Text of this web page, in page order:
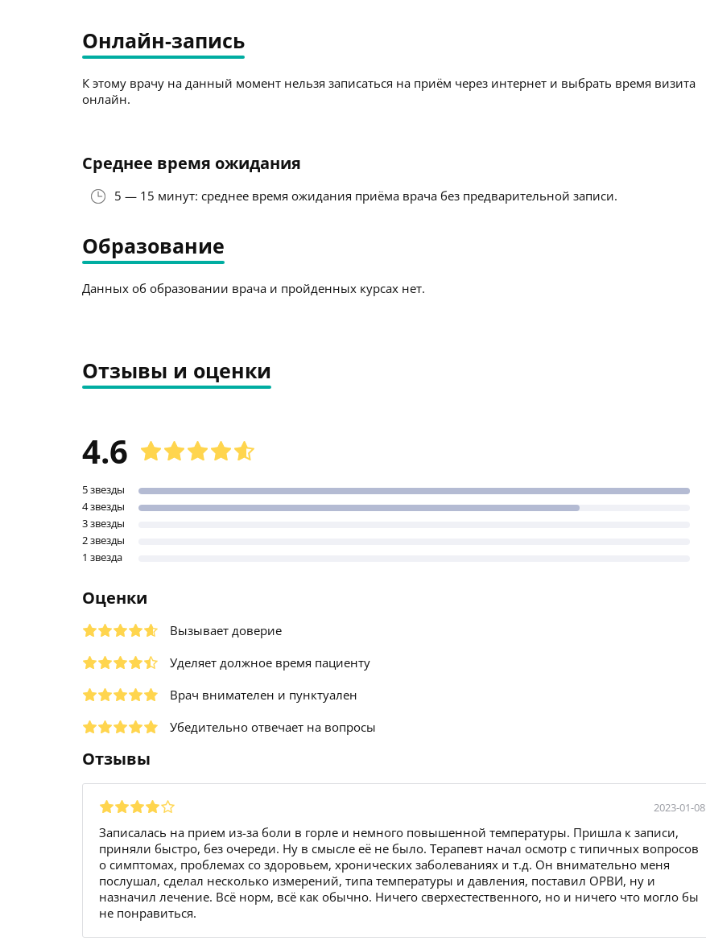
Онлайн-запись
К этому врачу на данный момент нельзя записаться на приём через интернет и выбрать время визита
онлайн.
Среднее время ожидания
5 — 15 минут: среднее время ожидания приёма врача без предварительной записи.
Образование
Данных об образовании врача и пройденных курсах нет.
Отзывы и оценки
4.6
5 звезды
4 звезды
3 звезды
2 звезды
1 звезда
Оценки
Вызывает доверие
Уделяет должное время пациенту
Врач внимателен и пунктуален
Убедительно отвечает на вопросы
Отзывы
2023-01-08
Записалась на прием из-за боли в горле и немного повышенной температуры. Пришла к записи,
приняли быстро, без очереди. Ну в смысле её не было. Терапевт начал осмотр с типичных вопросов
о симптомах, проблемах со здоровьем, хронических заболеваниях и т.д. Он внимательно меня
послушал, сделал несколько измерений, типа температуры и давления, поставил ОРВИ, ну и
назначил лечение. Всё норм, всё как обычно. Ничего сверхестественного, но и ничего что могло бы
не понравиться.